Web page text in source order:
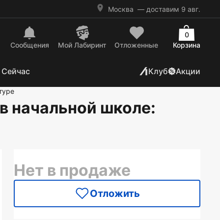
Москва — доставим 9 авг.
Сообщения Mой Лабиринт Отложенные Корзина
0
Клуб Акции
начальной школе:
Нет в продаже
Отложить